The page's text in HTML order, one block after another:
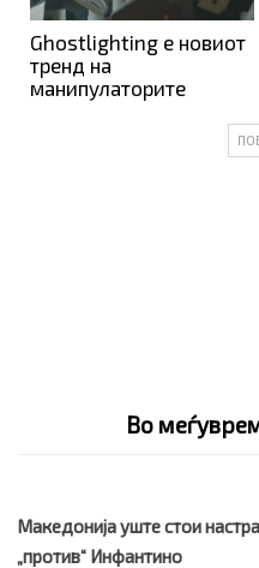
Ghostlighting е новиот
тренд на
манипулаторите
Во
Македонија уште стои
„против“ Инфантино